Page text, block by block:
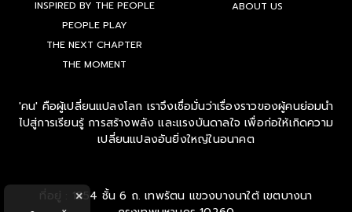
INSPIRED BY THE PEOPLE
PEOPLE PLAY
THE NEXT CHAPTER
THE MOMENT
ABOUT US
'คน' คือผู้เปลี่ยนแปลงโลก เราจึงเชื่อมั่นว่าเรื่องราวของผู้คนย่อมนำ
ไปสู่การเรียนรู้ การสร้างพลัง และแรงบันดาลใจ เพื่อก่อให้เกิดความ
เปลี่ยนแปลงอันยิ่งใหญ่ในอนาคต
ที่อยู่ : 1854 ชั้น 6 ถ. เทพรัตน แขวงบางนาใต้ เขตบางนา
×